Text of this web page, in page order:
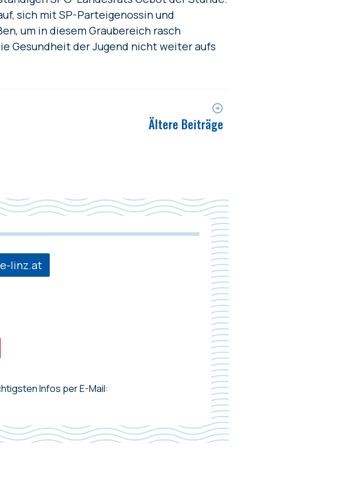
sich mit SP-Parteigenossin und
um in diesem Graubereich rasch
Gesundheit der Jugend nicht weiter aufs
Ältere Beiträge
linz.at
Infos per E-Mail: